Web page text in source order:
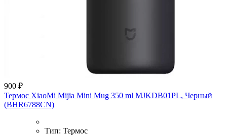
900 ₽
Термос XiaoMi Mijia Mini Mug 350 ml MJKDB01PL, Черный
(BHR6788CN)
Тип: Термос